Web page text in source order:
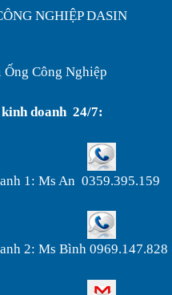
NGHIỆP DASIN
Ống Công Nghiệp
doanh 24/7:
1: Ms An 0359.395.159
2: Ms Bình 0969.147.828